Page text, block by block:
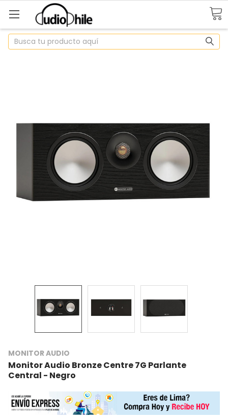
Buscar
MONITOR AUDIO
Monitor Audio Bronze Centre 7G Parlante
Central - Negro